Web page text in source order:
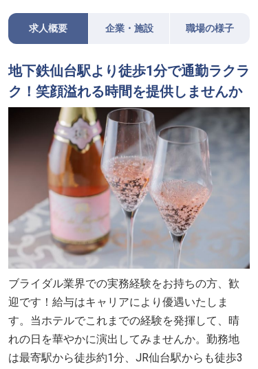
求人概要 企業・施設 職場の様子
地下鉄仙台駅より徒歩1分で通勤ラクラ
ク！笑顔溢れる時間を提供しませんか
ブライダル業界での実務経験をお持ちの方、歓
迎です！給与はキャリアにより優遇いたしま
す。当ホテルでこれまでの経験を発揮して、晴
れの日を華やかに演出してみませんか。勤務地
は最寄駅から徒歩約1分、JR仙台駅からも徒歩3